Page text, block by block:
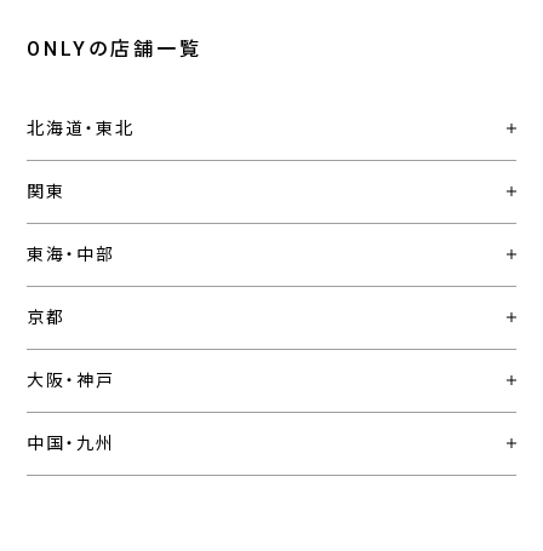
ONLYの店舗一覧
北海道・東北
関東
東海・中部
京都
大阪・神戸
中国・九州